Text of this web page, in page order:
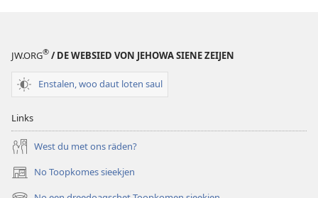
JW.ORG® / DE WEBSIED VON JEHOWA SIENE ZEIJEN
Enstalen, woo daut loten saul
Links
West du met ons räden?
No Toopkomes sieekjen
(opens
new